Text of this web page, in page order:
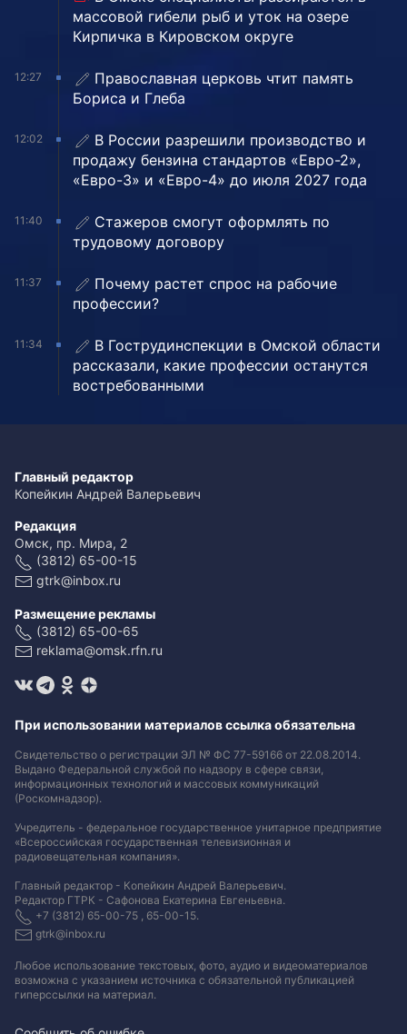
массовой гибели рыб и уток на озере
Кирпичка в Кировском округе
12:27
Православная церковь чтит память
Бориса и Глеба
12:02
В России разрешили производство и
продажу бензина стандартов «Евро-2»,
«Евро-3» и «Евро-4» до июля 2027 года
11:40
Стажеров смогут оформлять по
трудовому договору
11:37
Почему растет спрос на рабочие
профессии?
11:34
В Гострудинспекции в Омской области
рассказали, какие профессии останутся
востребованными
Главный редактор
Копейкин Андрей Валерьевич
Редакция
Омск, пр. Мира, 2
(3812) 65-00-15
gtrk@inbox.ru
Размещение рекламы
(3812) 65-00-65
reklama@omsk.rfn.ru
При использовании материалов ссылка обязательна
Свидетельство о регистрации ЭЛ № ФС 77-59166 от 22.08.2014.
Выдано Федеральной службой по надзору в сфере связи,
информационных технологий и массовых коммуникаций
(Роскомнадзор).
Учредитель - федеральное государственное унитарное предприятие
«Всероссийская государственная телевизионная и
радиовещательная компания».
Главный редактор - Копейкин Андрей Валерьевич.
Редактор ГТРК - Сафонова Екатерина Евгеньевна.
+7 (3812) 65-00-75 , 65-00-15.
gtrk@inbox.ru
Любое использование текстовых, фото, аудио и видеоматериалов
возможна с указанием источника с обязательной публикацией
гиперссылки на материал.